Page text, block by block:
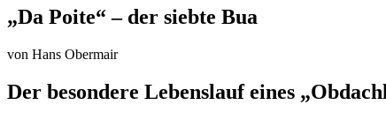
„Da Poite“ – der siebte Bua
von Hans Obermair
Der besondere Lebenslauf eines